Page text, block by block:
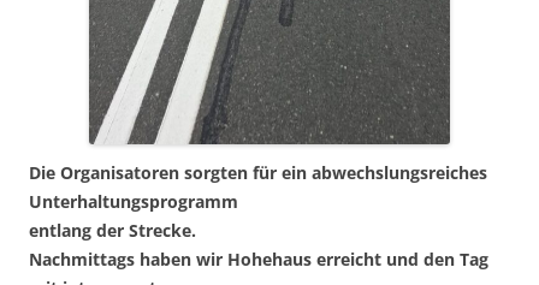
Die Organisatoren sorgten für ein abwechslungsreiches
Unterhaltungsprogramm
entlang der Strecke.
Nachmittags haben wir Hohehaus erreicht und den Tag